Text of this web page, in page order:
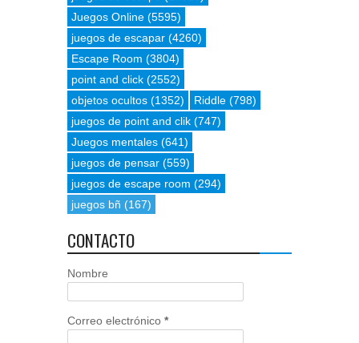
Juegos Online (5595)
juegos de escapar (4260)
Escape Room (3804)
point and click (2552)
objetos ocultos (1352) Riddle (798)
juegos de point and clik (747)
Juegos mentales (641)
juegos de pensar (559)
juegos de escape room (294)
juegos bñ (167)
CONTACTO
Nombre
Correo electrónico *